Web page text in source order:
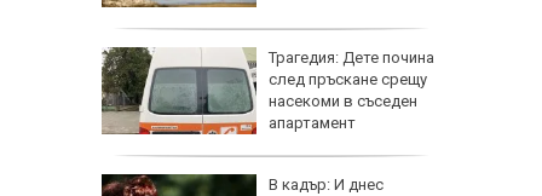
Трагедия: Дете почина
след пръскане срещу
насекоми в съседен
апартамент
В кадър: И днес